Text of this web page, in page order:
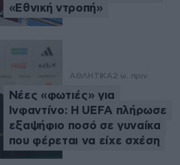
«Εθνική ντροπή»
ΑΘΛΗΤΙΚΑ2 ω. πριν
Νέες «φωτιές» για
Ινφαντίνο: Η UEFA πλήρωσε
εξαψήφιο ποσό σε γυναίκα
που φέρεται να είχε σχέση